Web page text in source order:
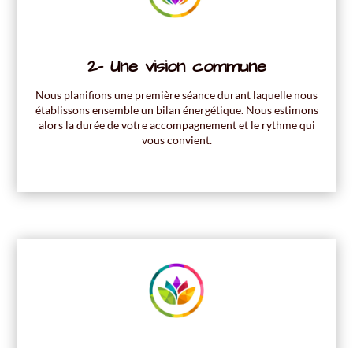
2- Une vision commune
Nous planifions une première séance durant laquelle nous
établissons ensemble un bilan énergétique. Nous estimons
alors la durée de votre accompagnement et le rythme qui
vous convient.